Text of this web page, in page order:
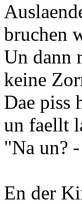
bruchen
Un dann
keine
Dae piss
un faellt
"Na un?
En der